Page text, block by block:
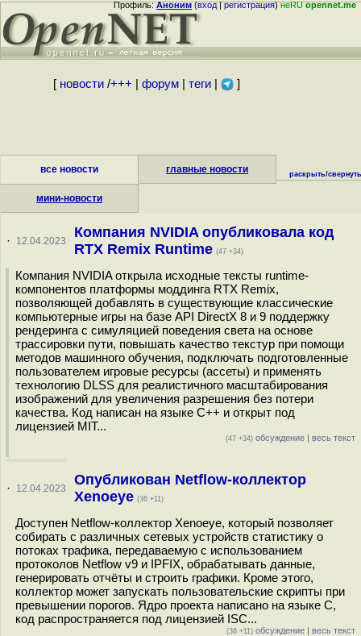
Профиль:Аноним(вход|регистрация)неRUopennet.me
[ новости/+++ форум| теги| ]
все новости главные новости
мини-новости
раскрыть/свернуть
· 12.04.2023
Компания NVIDIA опубликовала код
RTX Remix Runtime (47 +34)
Компания NVIDIA открыла исходные тексты runtime-
компонентов платформы моддинга RTX Remix,
позволяющей добавлять в существующие классические
компьютерные игры на базе API DirectX 8 и 9 поддержку
рендеринга с симуляцией поведения света на основе
трассировки пути, повышать качество текстур при помощи
методов машинного обучения, подключать подготовленные
пользователем игровые ресурсы (ассеты) и применять
технологию DLSS для реалистичного масштабирования
изображений для увеличения разрешения без потери
качества. Код написан на языке C++ и открыт под
лицензией MIT...
(47 +34) обсуждение | весь текст
· 12.04.2023
Опубликован Netflow-коллектор
Xenoeye (36 +11)
Доступен Netflow-коллектор Xenoeye, который позволяет
собирать с различных сетевых устройств статистику о
потоках трафика, передаваемую с использованием
протоколов Netflow v9 и IPFIX, обрабатывать данные,
генерировать отчёты и строить графики. Кроме этого,
коллектор может запускать пользовательские скрипты при
превышении порогов. Ядро проекта написано на языке С,
код распространяется под лицензией ISC...
(36 +11) обсуждение | весь текст